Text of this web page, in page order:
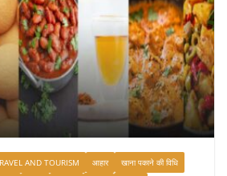
AND TOURISM आहार
खाना पकाने की विधि